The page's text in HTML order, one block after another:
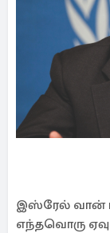
இஸ்ரேல் வான்
எந்தவொரு